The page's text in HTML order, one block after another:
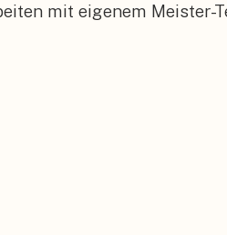
mit eigenem Meister-